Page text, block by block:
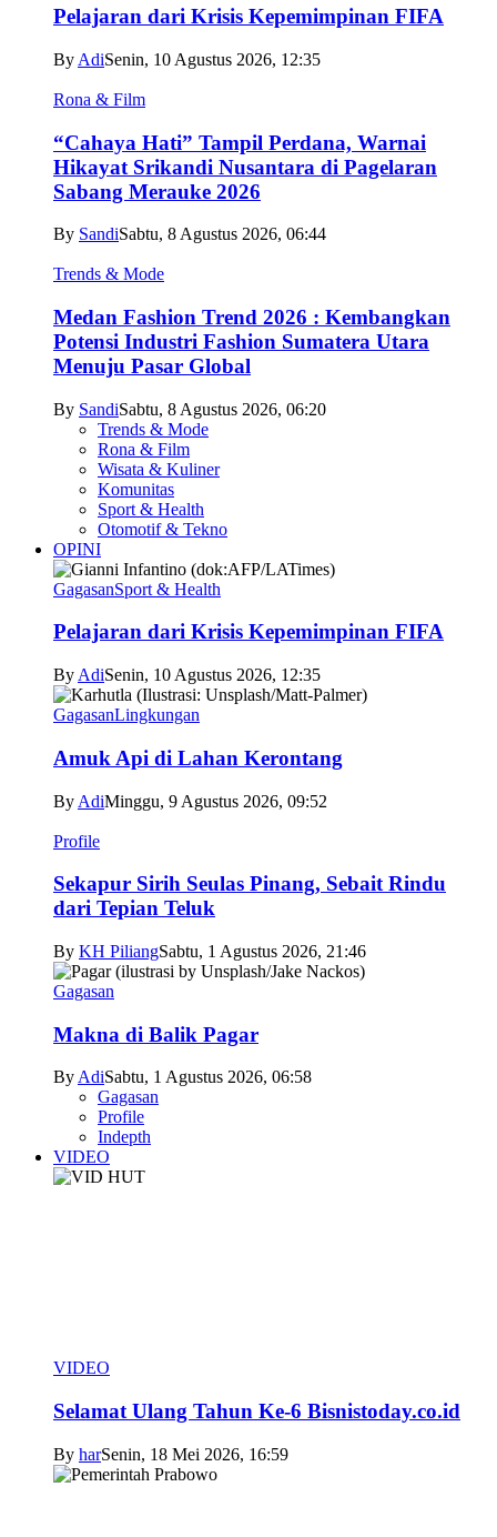
Pelajaran dari Krisis Kepemimpinan FIFA
By AdiSenin, 10 Agustus 2026, 12:35
Rona & Film
“Cahaya Hati” Tampil Perdana, Warnai
Hikayat Srikandi Nusantara di Pagelaran
Sabang Merauke 2026
By SandiSabtu, 8 Agustus 2026, 06:44
Trends & Mode
Medan Fashion Trend 2026 : Kembangkan
Potensi Industri Fashion Sumatera Utara
Menuju Pasar Global
By SandiSabtu, 8 Agustus 2026, 06:20
Trends & Mode
Rona & Film
Wisata & Kuliner
Komunitas
Sport & Health
Otomotif & Tekno
OPINI
GagasanSport & Health
Pelajaran dari Krisis Kepemimpinan FIFA
By AdiSenin, 10 Agustus 2026, 12:35
GagasanLingkungan
Amuk Api di Lahan Kerontang
By AdiMinggu, 9 Agustus 2026, 09:52
Profile
Sekapur Sirih Seulas Pinang, Sebait Rindu
dari Tepian Teluk
By KH PiliangSabtu, 1 Agustus 2026, 21:46
Gagasan
Makna di Balik Pagar
ByAdiSabtu, 1 Agustus 2026, 06:58
Gagasan
Profile
Indepth
VIDEO
VIDEO
Selamat Ulang Tahun Ke-6 Bisnistoday.co.id
By harSenin, 18 Mei 2026, 16:59